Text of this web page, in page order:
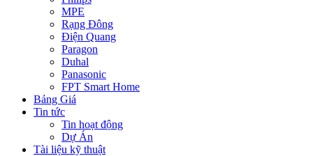
MPE
Rạng Đông
Điện Quang
Paragon
Duhal
Panasonic
FPT Smart Home
Bảng Giá
Tin tức
Tin hoạt động
Dự Án
Tài liệu kỹ thuật